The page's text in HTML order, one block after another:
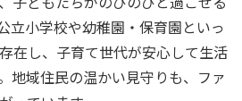
立小学校や幼稚園・保育園といっ
在し、子育て世代が安心して生活
地域住民の温かい見守りも、ファ